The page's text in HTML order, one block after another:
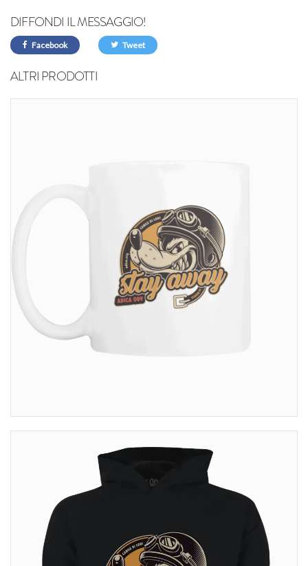
DIFFONDI IL MESSAGGIO!
Facebook Tweet
ALTRI PRODOTTI